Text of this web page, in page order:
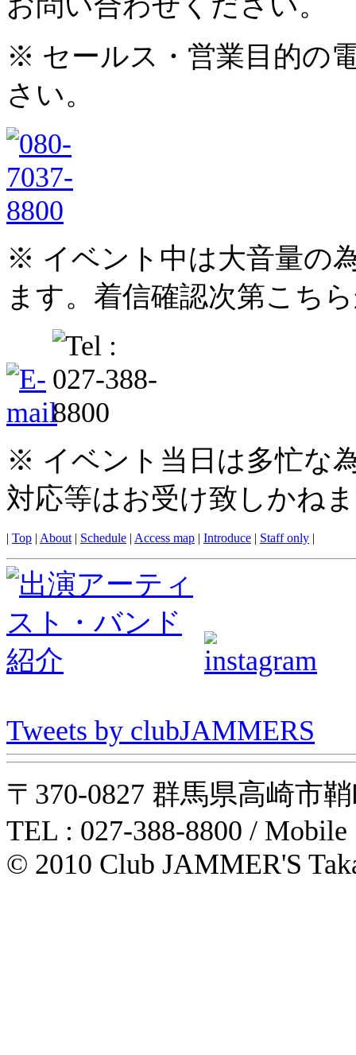
※ セールス・営業目的の
さい。
※ イベント中は大音量の
ます。着信確認次第こち
※ イベント当日は多忙な
対応等はお受け致しかね
| Top | About | Schedule | Access map | Introduce | Staff only |
Tweets by clubJAMMERS
〒370-0827 群馬県高崎市
TEL : 027-388-8800 / Mobile
© 2010 Club JAMMER'S